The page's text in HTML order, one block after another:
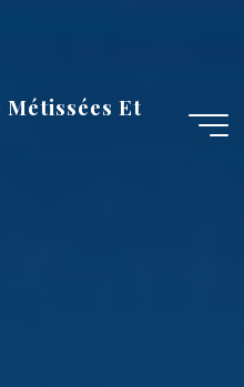
Métissées Et